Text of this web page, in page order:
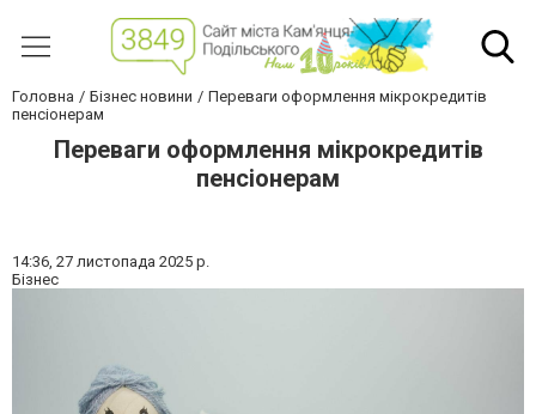
Головна Бізнес новини
Переваги оформлення мікрокредитів
пенсіонерам
Переваги оформлення мікрокредитів
пенсіонерам
14:36, 27 листопада 2025 р.
Бізнес